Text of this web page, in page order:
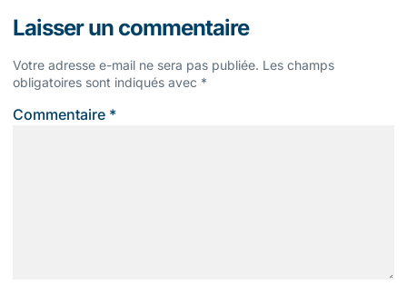
Laisser un commentaire
Votre adresse e-mail ne sera pas publiée. Les champs
obligatoires sont indiqués avec *
Commentaire *